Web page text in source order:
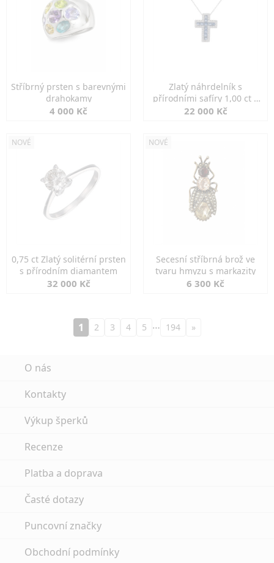
Stříbrný prsten s barevnými
drahokamy
4 000 Kč
Zlatý náhrdelník s
přírodními safíry 1,00 ct a
diamanty
22 000 Kč
NOVÉ
0,75 ct Zlatý solitérní prsten
s přírodním diamantem
32 000 Kč
NOVÉ
Secesní stříbrná brož ve
tvaru hmyzu s markazity
6 300 Kč
1 2 3 4 5 … 194 »
O nás
Kontakty
Výkup šperků
Recenze
Platba a doprava
Časté dotazy
Puncovní značky
Obchodní podmínky